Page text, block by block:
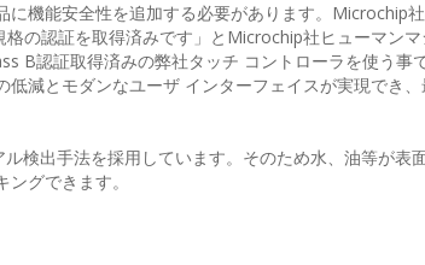
に機能安全性を追加する必要があります。Microchip
の認証を取得済みです」とMicrochip社ヒューマン
B認証取得済みの弊社タッチ コントローラを使う事
減とモダンなユーザ インターフェイスが実現でき
検出手法を採用しています。そのため水、油等が表
グできます。